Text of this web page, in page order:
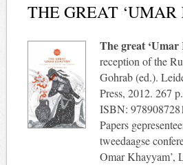
THE GREAT
The great
reception of the
Gohrab (ed.).
Press, 2012. 267
ISBN:
Papers
tweedaagse
Omar Khayyam’,